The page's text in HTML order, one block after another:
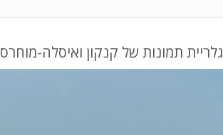
גלריית תמונות של קנקון ואיסלה-מוחרס